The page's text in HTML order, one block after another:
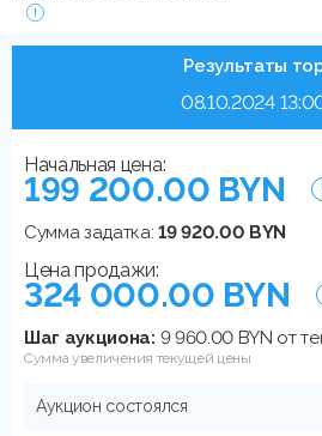
Результаты
08.10.2024
Начальная цена:
199 200.00 BYN
Сумма задатка:19 920.00 BYN
Цена продажи:
324 000.00 BYN
Шаг аукциона: 9 960.00 BYN от
Сумма увеличения текущей цены
Аукцион состоялся